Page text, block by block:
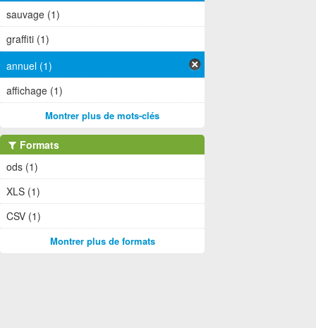
sauvage (1)
graffiti (1)
annuel (1)
affichage (1)
Montrer plus de mots-clés
Formats
ods (1)
XLS (1)
CSV (1)
Montrer plus de formats